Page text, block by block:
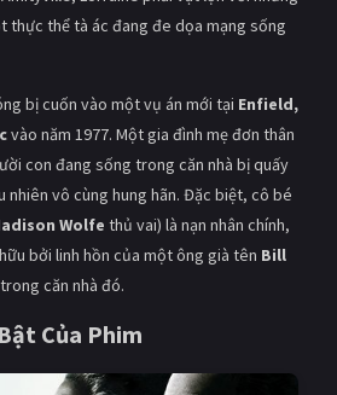
Việt Nam
thực thể tà ác đang đe dọa mạng sống
bị cuốn vào một vụ án mới tại Enfield,
vào năm 1977. Một gia đình mẹ đơn thân
con đang sống trong căn nhà bị quấy
nhiên vô cùng hung hãn. Đặc biệt, cô bé
Wolfe thủ vai) là nạn nhân chính,
bởi linh hồn của một ông già tên Bill
căn nhà đó.
Của Phim